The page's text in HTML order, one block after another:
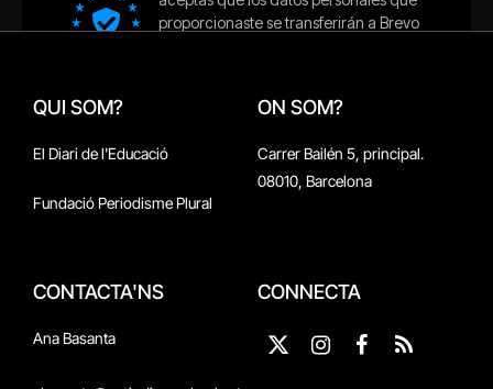
QUI SOM?
El Diari de l'Educació
Fundació Periodisme Plural
ON SOM?
Carrer Bailén 5, principal.
08010, Barcelona
CONTACTA'NS
Ana Basanta
CONNECTA
X
InstagramFacebook
RSS